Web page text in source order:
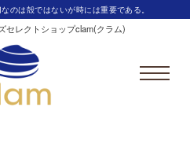
のは殻ではないが時には重要である。
セレクトショップclam(クラム)